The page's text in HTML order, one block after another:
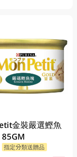
金裝嚴選鰹魚
指定分類送贈品